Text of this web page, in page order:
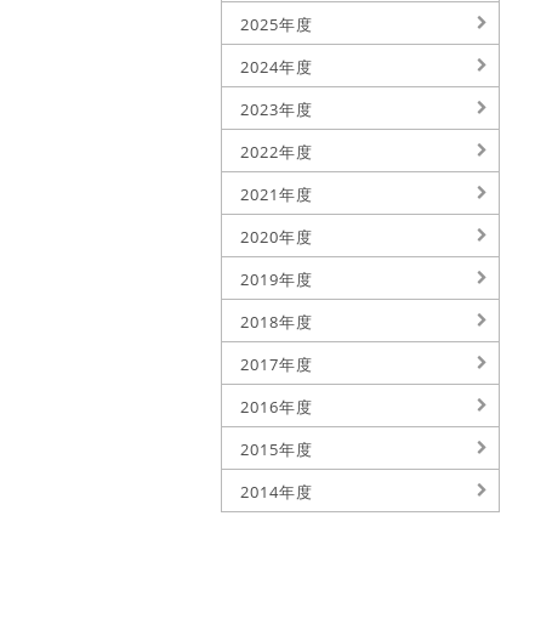
2025年度
2024年度
2023年度
2022年度
2021年度
2020年度
2019年度
2018年度
2017年度
2016年度
2015年度
2014年度